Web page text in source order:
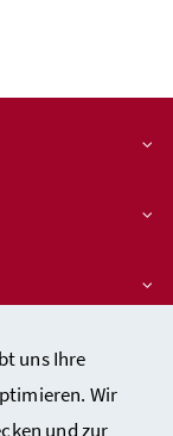
uns Ihre
Wir
und zur